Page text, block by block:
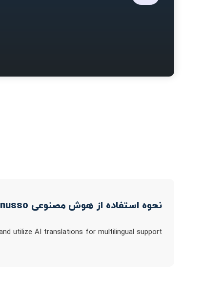
نحوه استفاده از هوش مصنوعی Menusso
utilize AI translations for multilingual support